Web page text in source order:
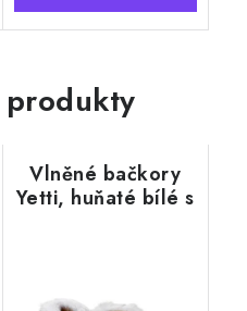
produkty
Vlněné bačkory
Yetti, huňaté bílé s